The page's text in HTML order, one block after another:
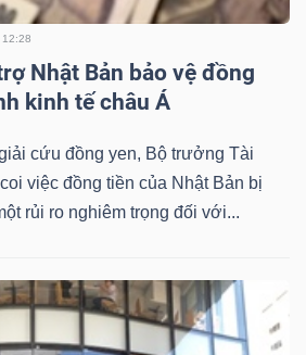
Nhật Bản bảo vệ đồng
kinh tế châu Á
cứu đồng yen, Bộ trưởng Tài
việc đồng tiền của Nhật Bản bị
rủi ro nghiêm trọng đối với...